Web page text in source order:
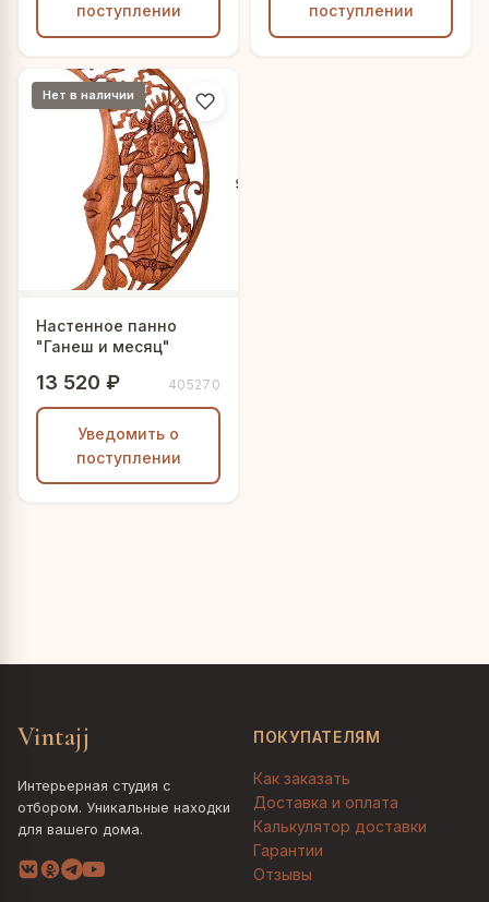
поступлении
поступлении
Нет в наличии
Настенное панно
"Ганеш и месяц"
13 520 ₽ 405270
Уведомить о
поступлении
Vintajj
Интерьерная студия с
отбором. Уникальные находки
для вашего дома.
ПОКУПАТЕЛЯМ
Как заказать
Доставка и оплата
Калькулятор доставки
Гарантии
Отзывы